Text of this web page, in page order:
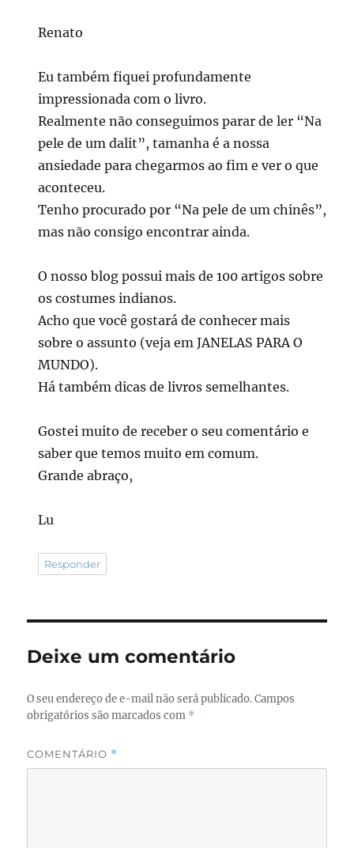
Renato
Eu também fiquei profundamente
impressionada com o livro.
Realmente não conseguimos parar de ler “Na
pele de um dalit”, tamanha é a nossa
ansiedade para chegarmos ao fim e ver o que
aconteceu.
Tenho procurado por “Na pele de um chinês”,
mas não consigo encontrar ainda.
O nosso blog possui mais de 100 artigos sobre
os costumes indianos.
Acho que você gostará de conhecer mais
sobre o assunto (veja em JANELAS PARA O
MUNDO).
Há também dicas de livros semelhantes.
Gostei muito de receber o seu comentário e
saber que temos muito em comum.
Grande abraço,
Lu
Responder
Deixe um comentário
O seu endereço de e-mail não será publicado. Campos
obrigatórios são marcados com *
COMENTÁRIO *